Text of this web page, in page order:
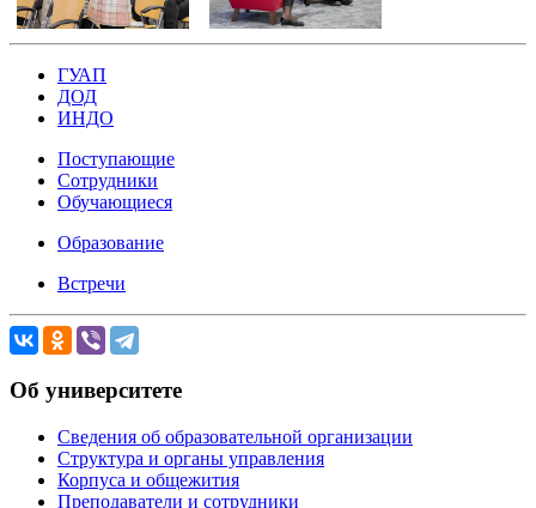
ГУАП
ДОД
ИНДО
Поступающие
Сотрудники
Обучающиеся
Образование
Встречи
Об университете
Сведения об образовательной организации
Структура и органы управления
Корпуса и общежития
Преподаватели и сотрудники